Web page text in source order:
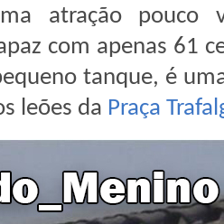
atração pouco
com apenas 61
tanque, é
leões da Praça